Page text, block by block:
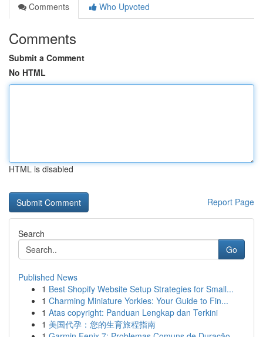
Comments
Who Upvoted
Comments
Submit a Comment
No HTML
HTML is disabled
Report Page
Search
Go
Published News
1 Best Shopify Website Setup Strategies for Small...
1 Charming Miniature Yorkies: Your Guide to Fin...
1 Atas copyright: Panduan Lengkap dan Terkini
1 美国代孕：您的生育旅程指南